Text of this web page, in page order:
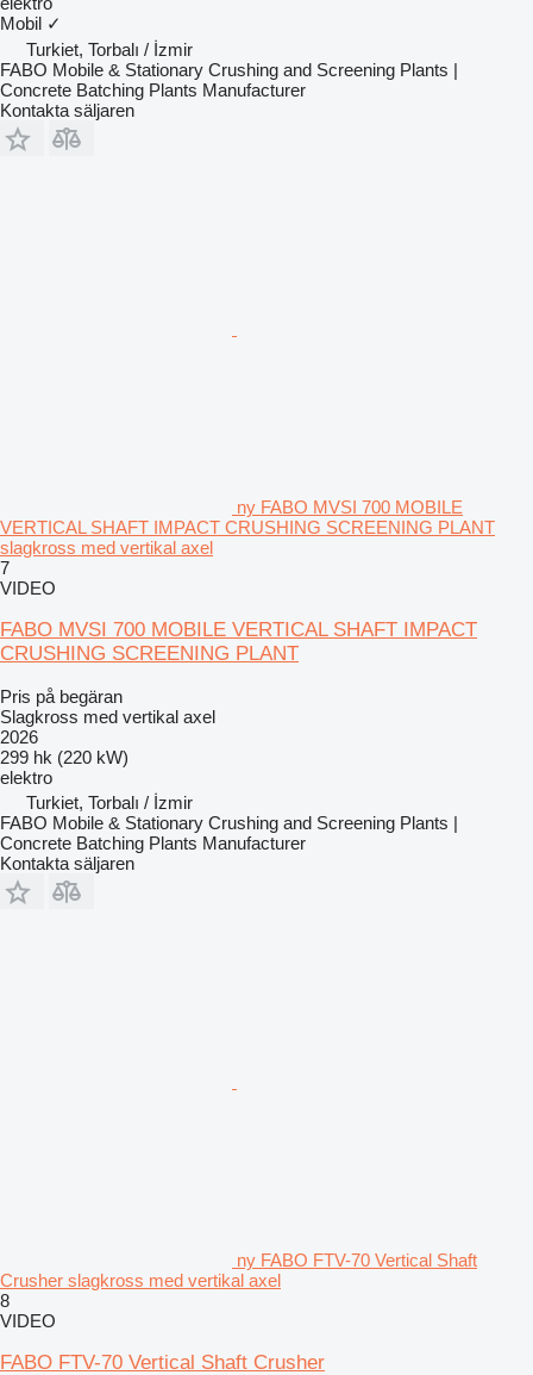
Mobil ✓
Turkiet, Torbalı / İzmir
FABO Mobile & Stationary Crushing and Screening Plants |
Concrete Batching Plants Manufacturer
Kontakta säljaren
ny FABO MVSI 700 MOBILE
VERTICAL SHAFT IMPACT CRUSHING SCREENING PLANT
slagkross med vertikal axel
7
VIDEO
FABO MVSI 700 MOBILE VERTICAL SHAFT IMPACT
CRUSHING SCREENING PLANT
Pris på begäran
Slagkross med vertikal axel
2026
299 hk (220 kW)
elektro
Turkiet, Torbalı / İzmir
FABO Mobile & Stationary Crushing and Screening Plants |
Concrete Batching Plants Manufacturer
Kontakta säljaren
ny FABO FTV-70 Vertical Shaft
Crusher slagkross med vertikal axel
8
VIDEO
FABO FTV-70 Vertical Shaft Crusher